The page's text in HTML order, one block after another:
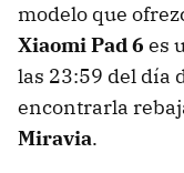
modelo que
Xiaomi Pad 6 es
las 23:59 del día
encontrarla
Miravia.